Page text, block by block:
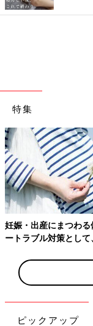
特集
妊娠・出産にまつわ
ートラブル対策とし
ピックアップ